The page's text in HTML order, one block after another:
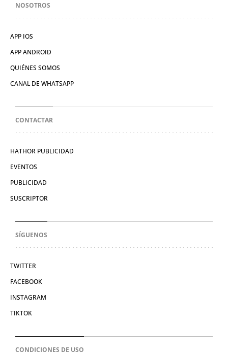
NOSOTROS
APP IOS
APP ANDROID
QUIÉNES SOMOS
CANAL DE WHATSAPP
CONTACTAR
HATHOR PUBLICIDAD
EVENTOS
PUBLICIDAD
SUSCRIPTOR
SÍGUENOS
TWITTER
FACEBOOK
INSTAGRAM
TIKTOK
CONDICIONES DE USO